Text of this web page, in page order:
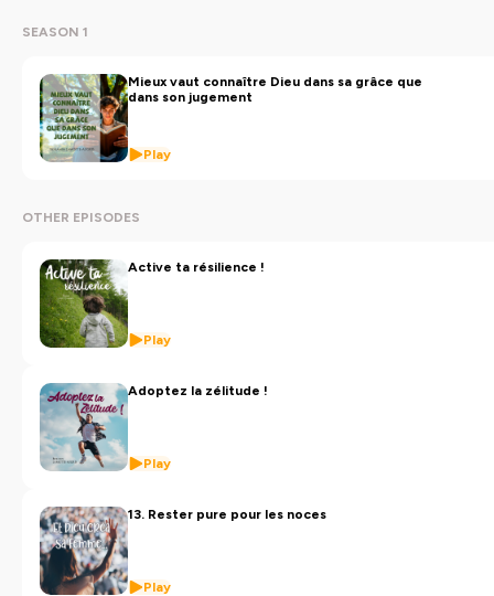
SEASON 1
Mieux vaut connaître Dieu dans sa grâce que
dans son jugement
Play
OTHER EPISODES
Active ta résilience !
Play
Adoptez la zélitude !
Play
13. Rester pure pour les noces
Play